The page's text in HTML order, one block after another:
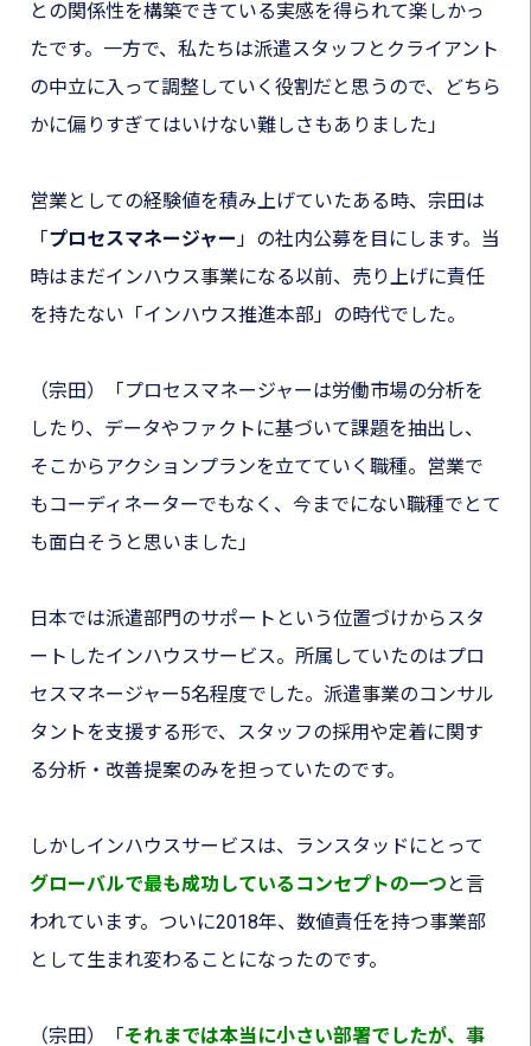
との関係性を構築できている実感を得られて楽しかっ
たです。一方で、私たちは派遣スタッフとクライアント
の中立に入って調整していく役割だと思うので、どちら
かに偏りすぎてはいけない難しさもありました」
営業としての経験値を積み上げていたある時、宗田は
「プロセスマネージャー 」の社内公募を目にします。当
時はまだインハウス事業になる以前、売り上げに責任
を持たない「インハウス推進本部」の時代でした。
（宗田）
「プロセスマネージャーは労働市場の分析を
したり、データやファクトに基づいて課題を抽出し、
そこからアクションプランを立てていく職種。営業で
もコーディネーターでもなく、今までにない職種でとて
も面白そうと思いました」
日本では派遣部門のサポートという位置づけからスタ
ートしたインハウスサービス。所属していたのはプロ
セスマネージャー5名程度でした。派遣事業のコンサル
タントを支援する形で、スタッフの採用や定着に関す
る分析・改善提案のみを担っていたのです。
しかしインハウスサービスは、ランスタッドにとって
グローバルで最も成功しているコンセプトの一つ と言
われています。ついに2018年、数値責任を持つ事業部
として生まれ変わることになったのです。
（宗田） 「それまでは本当に小さい部署でしたが、事